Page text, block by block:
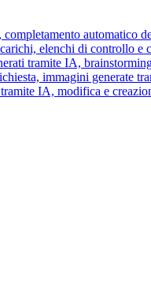
automatico
elenchi di controllo e
tramite IA,
immagini generate
IA, modifica e